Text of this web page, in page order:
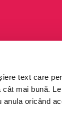
text care
mai bună.
oricând